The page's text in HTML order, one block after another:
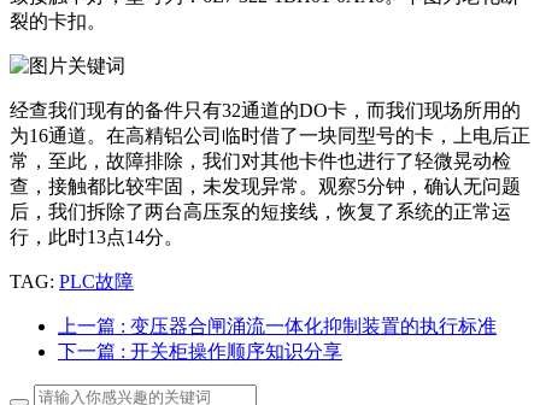
裂的卡扣。
经查我们现有的备件只有32通道的DO卡，而我们现场所用的
为16通道。在高精铝公司临时借了一块同型号的卡，上电后正
常，至此，故障排除，我们对其他卡件也进行了轻微晃动检
查，接触都比较牢固，未发现异常。观察5分钟，确认无问题
后，我们拆除了两台高压泵的短接线，恢复了系统的正常运
行，此时13点14分。
TAG: PLC故障
上一篇 : 变压器合闸涌流一体化抑制装置的执行标准
下一篇 : 开关柜操作顺序知识分享